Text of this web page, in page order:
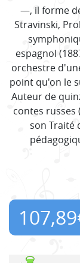
—, il forme
Stravinski,
espagnol
orchestre
point qu'on le
Auteur de
contes russes
son Traité
107,89